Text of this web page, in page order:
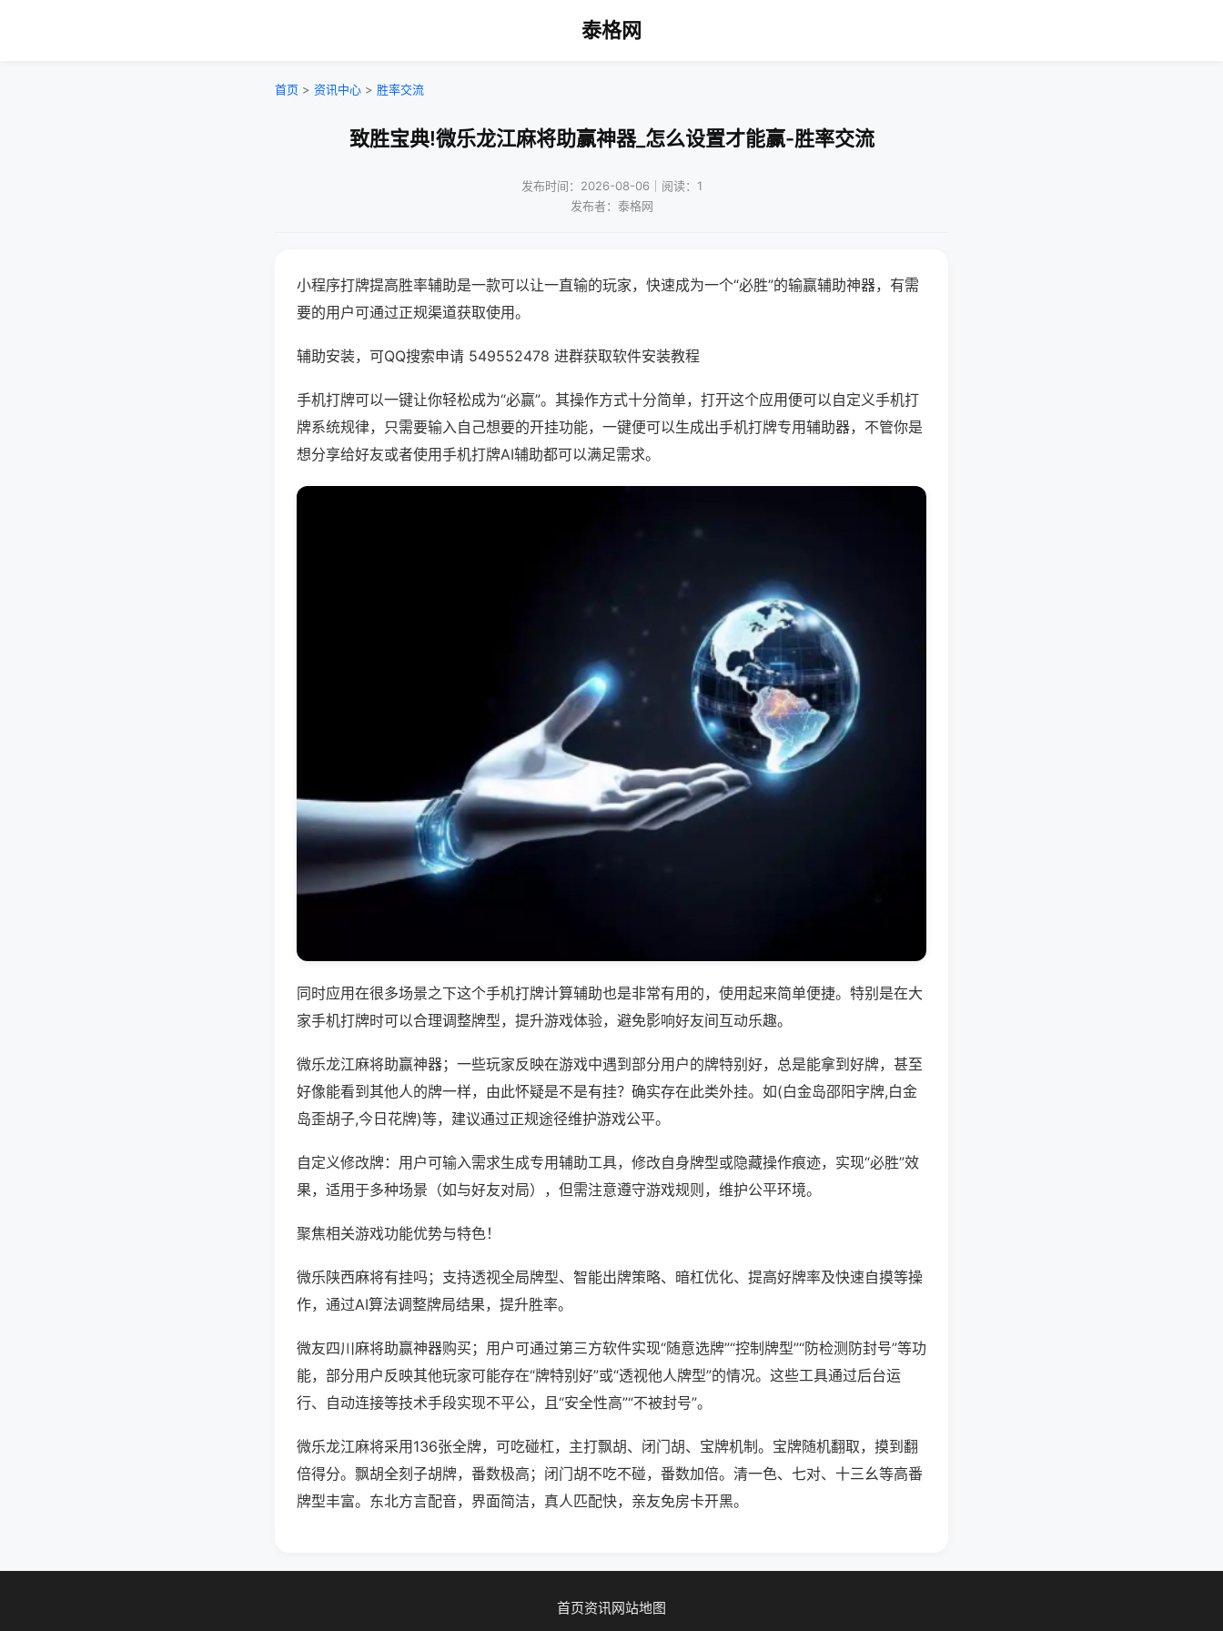
泰格网
首页 > 资讯中心 > 胜率交流
致胜宝典!微乐龙江麻将助赢神器_怎么设置才能赢-胜率交流
发布时间：2026-08-06｜阅读：1
发布者：泰格网
小程序打牌提高胜率辅助是一款可以让一直输的玩家，快速成为一个“必胜”的输赢辅助神器，有需
要的用户可通过正规渠道获取使用。
辅助安装，可QQ搜索申请 549552478 进群获取软件安装教程
手机打牌可以一键让你轻松成为“必赢”。其操作方式十分简单，打开这个应用便可以自定义手机打
牌系统规律，只需要输入自己想要的开挂功能，一键便可以生成出手机打牌专用辅助器，不管你是
想分享给好友或者使用手机打牌AI辅助都可以满足需求。
同时应用在很多场景之下这个手机打牌计算辅助也是非常有用的，使用起来简单便捷。特别是在大
家手机打牌时可以合理调整牌型，提升游戏体验，避免影响好友间互动乐趣。
微乐龙江麻将助赢神器；一些玩家反映在游戏中遇到部分用户的牌特别好，总是能拿到好牌，甚至
好像能看到其他人的牌一样，由此怀疑是不是有挂？确实存在此类外挂。如(白金岛邵阳字牌,白金
岛歪胡子,今日花牌)等，建议通过正规途径维护游戏公平。
自定义修改牌：用户可输入需求生成专用辅助工具，修改自身牌型或隐藏操作痕迹，实现“必胜”效
果，适用于多种场景（如与好友对局），但需注意遵守游戏规则，维护公平环境。
聚焦相关游戏功能优势与特色！
微乐陕西麻将有挂吗；支持透视全局牌型、智能出牌策略、暗杠优化、提高好牌率及快速自摸等操
作，通过AI算法调整牌局结果，提升胜率。
微友四川麻将助赢神器购买；用户可通过第三方软件实现“随意选牌”“控制牌型”“防检测防封号”等功
能，部分用户反映其他玩家可能存在“牌特别好”或“透视他人牌型”的情况。这些工具通过后台运
行、自动连接等技术手段实现不平公，且“安全性高”“不被封号”。
微乐龙江麻将采用136张全牌，可吃碰杠，主打飘胡、闭门胡、宝牌机制。宝牌随机翻取，摸到翻
倍得分。飘胡全刻子胡牌，番数极高；闭门胡不吃不碰，番数加倍。清一色、七对、十三幺等高番
牌型丰富。东北方言配音，界面简洁，真人匹配快，亲友免房卡开黑。
首页资讯网站地图